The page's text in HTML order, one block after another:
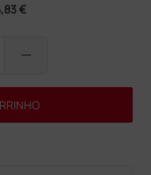
€
remove